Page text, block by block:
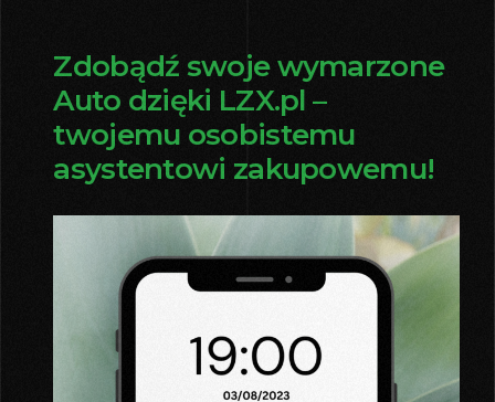
Zdobądź swoje wymarzone
Auto dzięki LZX.pl –
twojemu osobistemu
asystentowi zakupowemu!